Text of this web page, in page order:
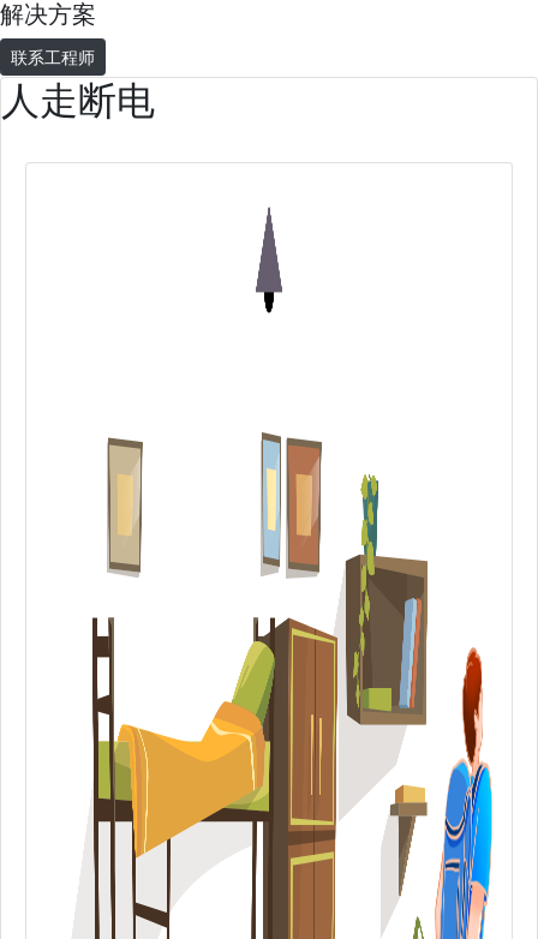
解决方案
联系工程师
人走断电
大功率限制
人走断电